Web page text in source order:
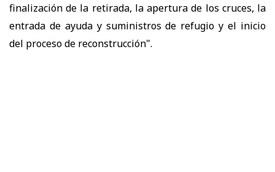
finalización de la retirada, la apertura de los cruces, la
entrada de ayuda y suministros de refugio y el inicio
del proceso de reconstrucción".